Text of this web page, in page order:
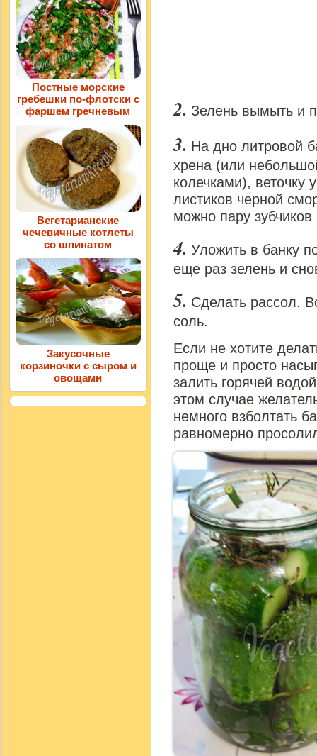
Зелень вымыть и
На дно литровой
хрена (или
колечками), веточку
листиков черной
можно пару зубчиков
Уложить в банку
еще раз зелень и
Сделать рассол.
соль.
Если не хотите
проще и просто
залить горячей
этом случае
немного взболтать
равномерно
Постные морские
гребешки по-флотски с
фаршем гречневым
Вегетарианские
чечевичные котлеты
со шпинатом
Закусочные
корзиночки с сыром и
овощами